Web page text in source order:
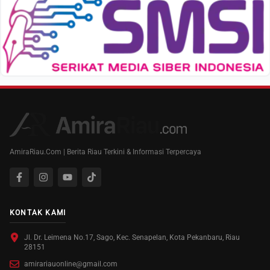
AmiraRiau.Com | Berita Riau Terkini & Informasi Terpercaya
KONTAK KAMI
Jl. Dr. Leimena No.17, Sago, Kec. Senapelan, Kota Pekanbaru, Riau
28151
amirariauonline@gmail.com